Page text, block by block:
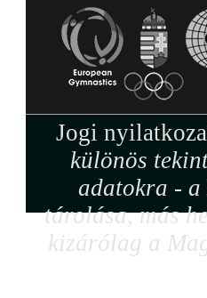
Jogi
különös
adatokra - a
tárolása, más
kizárólag a